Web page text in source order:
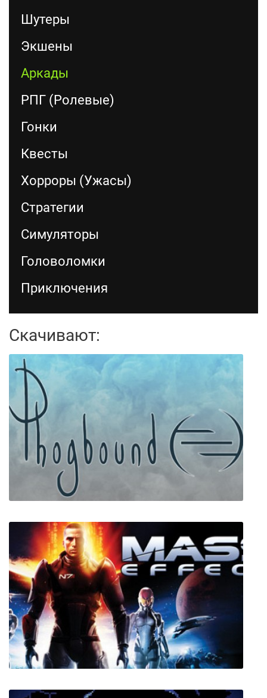
Шутеры
Экшены
Аркады
РПГ (Ролевые)
Гонки
Квесты
Хорроры (Ужасы)
Стратегии
Симуляторы
Головоломки
Приключения
Скачивают:
Phogbound